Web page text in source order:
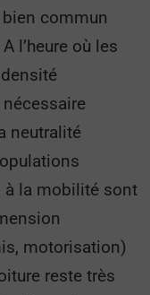
commun
l’heure où les
neutralité
à la mobilité sont
motorisation)
reste très